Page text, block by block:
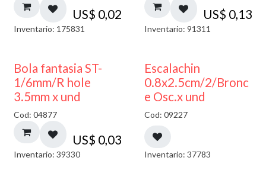
US$ 0,02
Inventario: 175831
US$ 0,13
Inventario: 91311
Bola fantasia ST-
1/6mm/R hole
3.5mm x und
Cod: 04877
US$ 0,03
Inventario: 39330
Escalachin
0.8x2.5cm/2/Bronc
e Osc.x und
Cod: 09227
Inventario: 37783